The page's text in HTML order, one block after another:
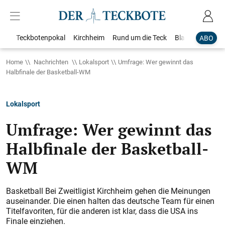
ABO
Teckbotenpokal Kirchheim Rund um die Teck Blaulicht
Home Nachrichten Lokalsport
Umfrage: Wer gewinnt das
Halbfinale der Basketball-WM
Lokalsport
Umfrage: Wer gewinnt das
Halbfinale der Basketball-
WM
Basketball Bei Zweitligist Kirchheim gehen die Meinungen
auseinander. Die einen halten das deutsche Team für einen
Titelfavoriten, für die anderen ist klar, dass die USA ins
Finale einziehen.